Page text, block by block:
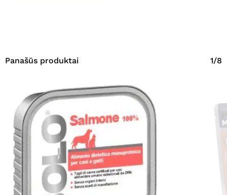
Panašūs produktai 1/8